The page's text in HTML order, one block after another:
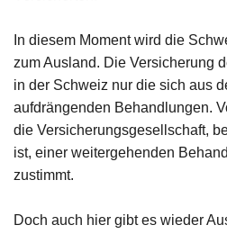
In diesem Moment wird die
zum Ausland. Die Versicherung
in der Schweiz nur die sich aus
aufdrängenden Behandlungen.
die Versicherungsgesellschaft,
ist, einer weitergehenden
zustimmt.
Doch auch hier gibt es wieder